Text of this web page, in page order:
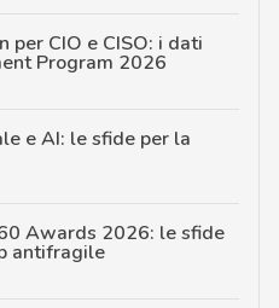
per CIO e CISO: i dati
Program 2026
e AI: le sfide per la
Awards 2026: le sfide
antifragile